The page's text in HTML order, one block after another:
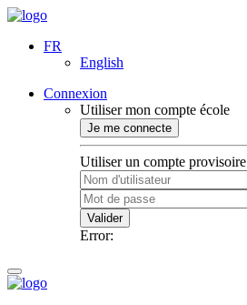
FR
English
Connexion
Utiliser mon compte école
Je me connecte
Utiliser un compte provisoire
Valider
Error: